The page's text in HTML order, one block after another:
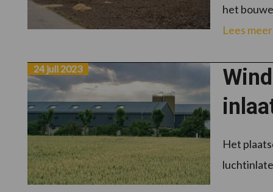
het
Lees meer
24 juli 2023
Het